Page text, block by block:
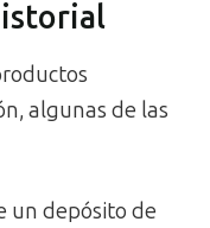
algunas de las
un depósito de